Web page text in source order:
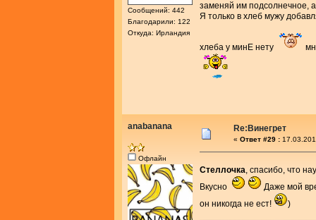
Сообщений: 442
Благодарили: 122
Откуда: Ирландия
заменяй им подсолнечное,
Я только в хлеб мужу
хлеба у минЕ нету
anabanana
Офлайн
Re:Винегрет
« Ответ #29 :
Стеллочка, спасибо, что
Вкусно
Даже мой
он никогда не ест!
)